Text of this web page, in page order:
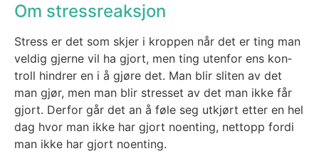
Om stressreaksjon
Stress er det som skjer i krop­pen når det er ting man
vel­dig gjer­ne vil ha gjort, men ting uten­for ens kon­
troll hind­rer en i å gjø­re det. Man blir sli­ten av det
man gjør, men man blir stres­set av det man ikke får
gjort. Der­for går det an å føle seg utkjørt etter en hel
dag hvor man ikke har gjort noen­ting, nett­opp for­di
man ikke har gjort noen­ting.